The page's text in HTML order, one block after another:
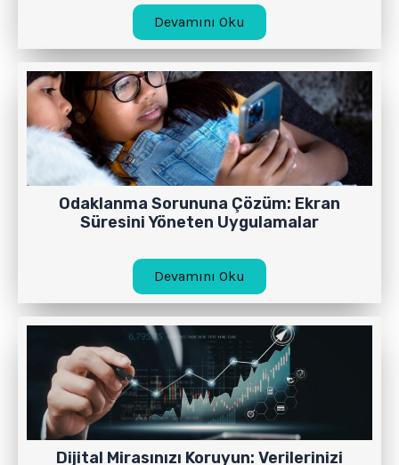
Devamını Oku
Odaklanma Sorununa Çözüm: Ekran
Süresini Yöneten Uygulamalar
Devamını Oku
Dijital Mirasınızı Koruyun: Verilerinizi